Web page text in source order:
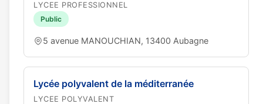
LYCEE PROFESSIONNEL
Public
5 avenue MANOUCHIAN, 13400 Aubagne
Lycée polyvalent de la méditerranée
LYCEE POLYVALENT